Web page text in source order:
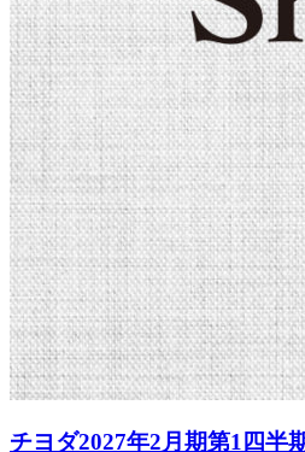
チヨダ2027年2月期第1四半